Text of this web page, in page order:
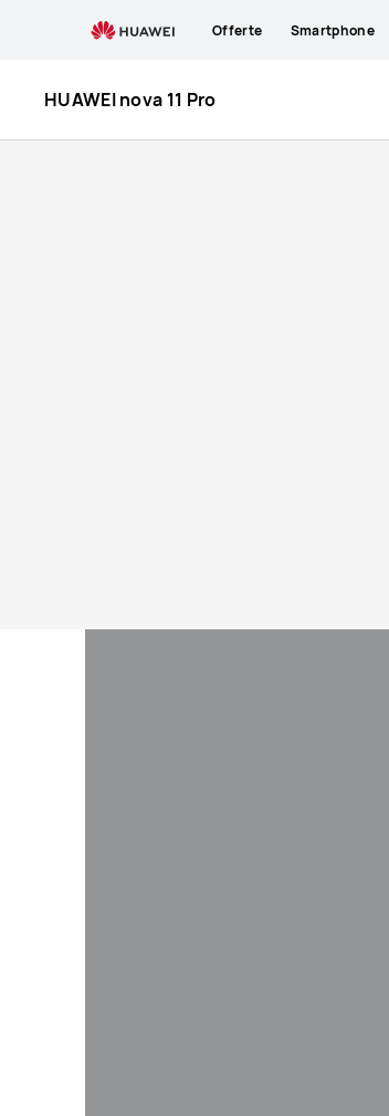
Acquista
nova
11
Offerte Smartphone
HUAWEI nova 11 Pro